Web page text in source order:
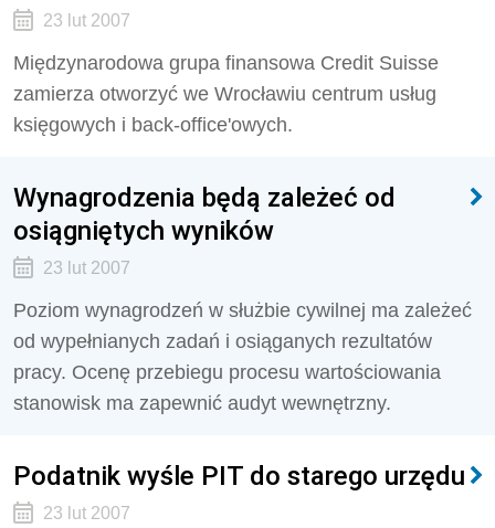
23 lut 2007
Międzynarodowa grupa finansowa Credit Suisse
zamierza otworzyć we Wrocławiu centrum usług
księgowych i back-office'owych.
Wynagrodzenia będą zależeć od
osiągniętych wyników
23 lut 2007
Poziom wynagrodzeń w służbie cywilnej ma zależeć
od wypełnianych zadań i osiąganych rezultatów
pracy. Ocenę przebiegu procesu wartościowania
stanowisk ma zapewnić audyt wewnętrzny.
Podatnik wyśle PIT do starego urzędu
23 lut 2007